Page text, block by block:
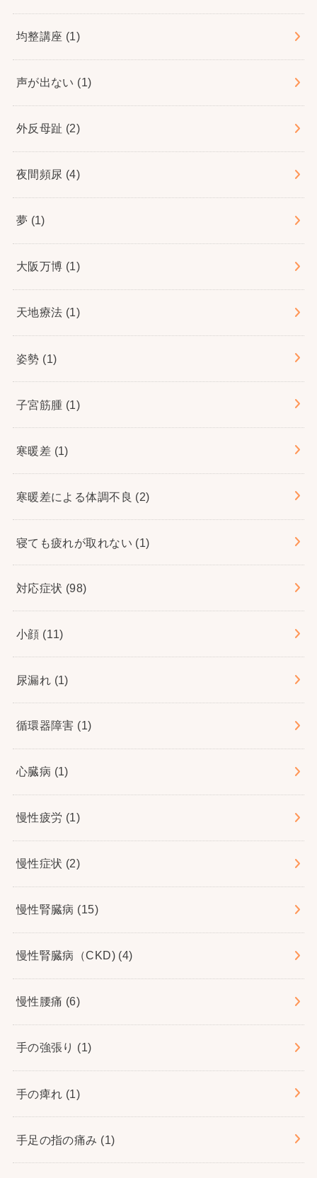
均整講座 (1)
声が出ない (1)
外反母趾 (2)
夜間頻尿 (4)
夢 (1)
大阪万博 (1)
天地療法 (1)
姿勢 (1)
子宮筋腫 (1)
寒暖差 (1)
寒暖差による体調不良 (2)
寝ても疲れが取れない (1)
対応症状 (98)
小顔 (11)
尿漏れ (1)
循環器障害 (1)
心臓病 (1)
慢性疲労 (1)
慢性症状 (2)
慢性腎臓病 (15)
慢性腎臓病（CKD) (4)
慢性腰痛 (6)
手の強張り (1)
手の痺れ (1)
手足の指の痛み (1)